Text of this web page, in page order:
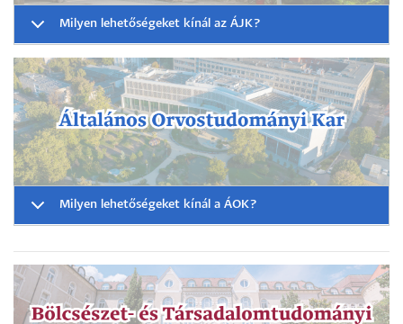
Milyen lehetőségeket kínál az ÁJK?
Milyen lehetőségeket kínál a ÁOK?